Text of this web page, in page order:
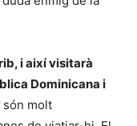
i així visitarà
Dominicana i
molt